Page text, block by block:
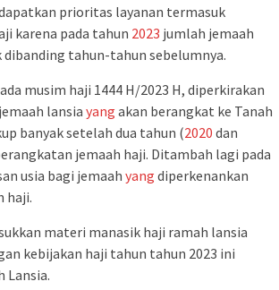
prioritas layanan termasuk
karena pada tahun 2023 jumlah jemaah
dibanding tahun-tahun sebelumnya.
musim haji 1444 H/2023 H, diperkirakan
lansia yang akan berangkat ke Tanah
banyak setelah dua tahun (2020 dan
jemaah haji. Ditambah lagi pada
usia bagi jemaah yang diperkenankan
haji.
materi manasik haji ramah lansia
kebijakan haji tahun tahun 2023 ini
Lansia.